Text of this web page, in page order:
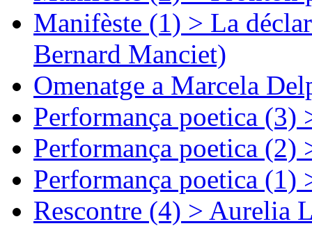
Manifèste (1) > La
Bernard Manciet)
Omenatge a Marcela
Performança poetica (3)
Performança poetica (2)
Performança poetica (1)
Rescontre (4) > Aurelia